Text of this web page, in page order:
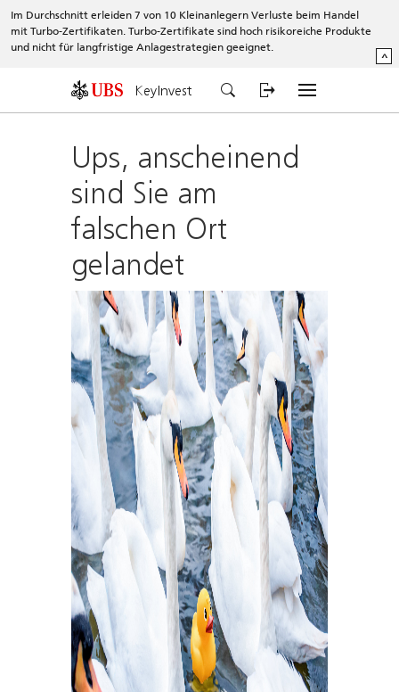
Im Durchschnitt erleiden 7 von 10 Kleinanlegern Verluste beim Handel
mit Turbo-Zertifikaten. Turbo-Zertifikate sind hoch risikoreiche Produkte
und nicht für langfristige Anlagestrategien geeignet.
^
KeyInvest
Ups, anscheinend
sind Sie am
falschen Ort
gelandet